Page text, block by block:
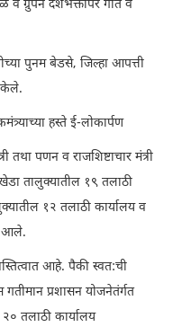
व ग्रुपने देशभक्तीपर गीत व
पुनम बेडसे, जिल्हा आपत्ती
केले.
हस्ते ई-लोकार्पण
तथा पणन व राजशिष्टाचार मंत्री
तालुक्यातील १९ तलाठी
१२ तलाठी कार्यालय व
आले.
आहे. पैकी स्वत:ची
प्रशासन योजनेतंर्गत
तलाठी कार्यालय